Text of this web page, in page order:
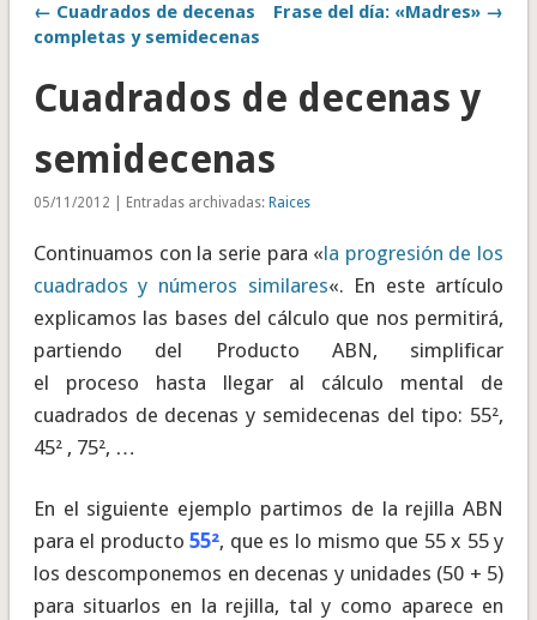
← Cuadrados de decenas
completas y semidecenas
Frase del día: «Madres» →
Cuadrados de decenas y
semidecenas
05/11/2012 | Entradas archivadas: Raices
Continuamos con la serie para «la progresión de los
cuadrados y números similares«. En este artículo
explicamos las bases del cálculo que nos permitirá,
partiendo del Producto ABN, simplificar
el proceso hasta llegar al cálculo mental de
cuadrados de decenas y semidecenas del tipo: 55²,
45² , 75², …
En el siguiente ejemplo partimos de la rejilla ABN
para el producto55², que es lo mismo que 55 x 55 y
los descomponemos en decenas y unidades (50 + 5)
para situarlos en la rejilla, tal y como aparece en